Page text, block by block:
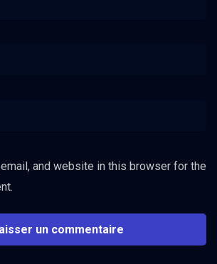
and website in this browser for the